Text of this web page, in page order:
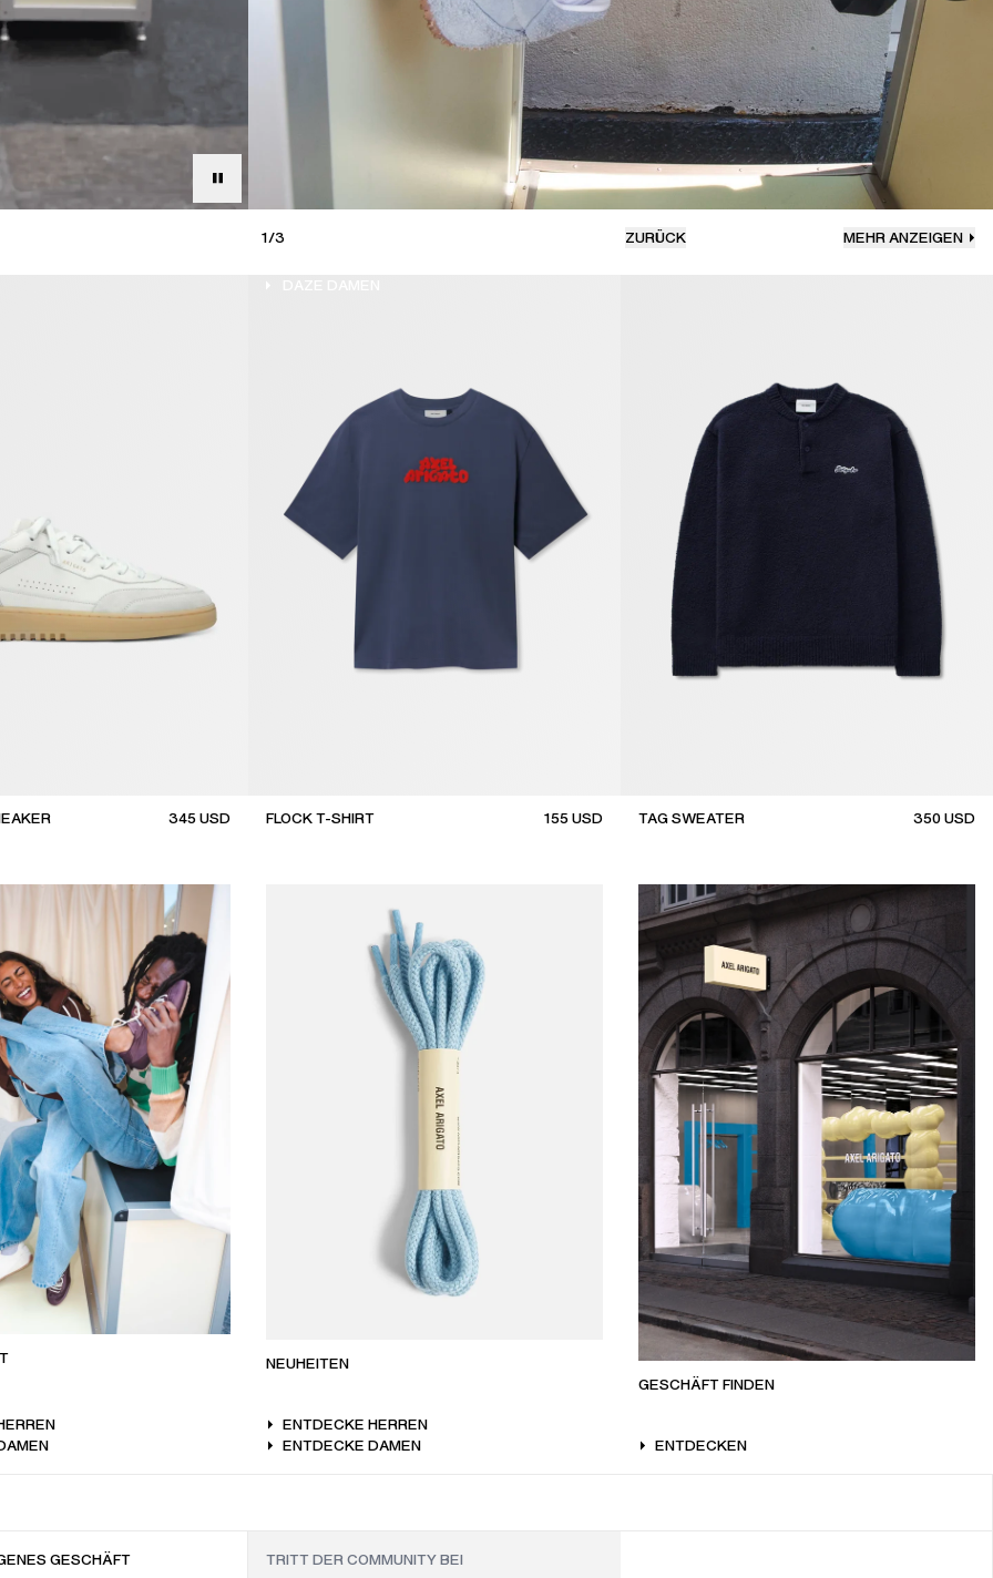
1/3 ZURÜCK MEHR ANZEIGEN
345USD
FLOCK T-SHIRT 155USD
TAG SWEATER 350USD
NEUHEITEN
ENTDECKE HERREN
ENTDECKE DAMEN
GESCHÄFT FINDEN
ENTDECKEN
GESCHÄFT